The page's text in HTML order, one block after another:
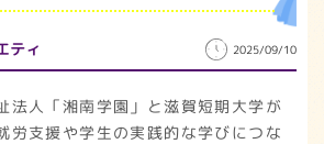
ティ 2025/09/10
法人「湘南学園」と滋賀短期大学が
労支援や学生の実践的な学びにつな